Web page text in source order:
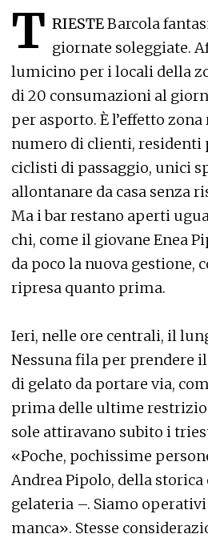
T RIESTEBarcola
giornate soleggiate.
lumicino per i locali della
di 20 consumazioni al
per asporto. È l’effetto
numero di clienti, residenti
ciclisti di passaggio, unici
allontanare da casa senza
Ma i bar restano aperti
chi, come il giovane Enea
da poco la nuova gestione,
ripresa quanto prima.
Ieri, nelle ore centrali, il
Nessuna fila per prendere
di gelato da portare via,
prima delle ultime
sole attiravano subito i
«Poche, pochissime
Andrea Pipolo, della
gelateria –. Siamo
manca». Stesse